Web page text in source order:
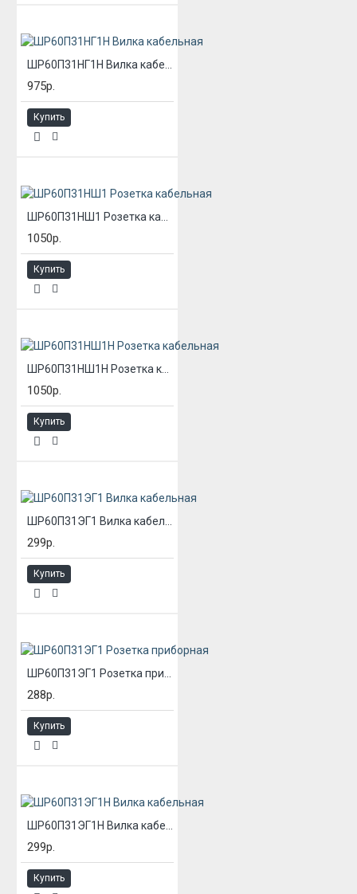
975р.
Купить
1050р.
Купить
1050р.
Купить
299р.
Купить
288р.
Купить
299р.
Купить